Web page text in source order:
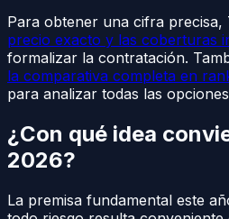
Para obtener una cifra precisa,
precio exacto y las coberturas
formalizar la contratación.
la comparativa completa en
para analizar todas las
¿Con qué idea
2026?
La premisa fundamental este